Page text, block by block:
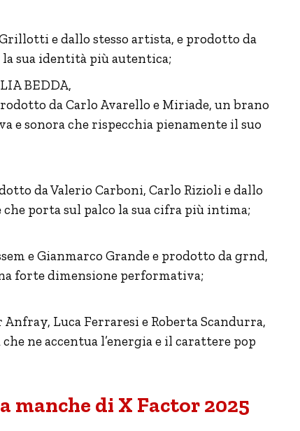
e dallo stesso artista, e prodotto da
sua identità più autentica;
BEDDA,
da Carlo Avarello e Miriade, un brano
e sonora che rispecchia pienamente il suo
da Valerio Carboni, Carlo Rizioli e dallo
porta sul palco la sua cifra più intima;
e Gianmarco Grande e prodotto da grnd,
forte dimensione performativa;
Luca Ferraresi e Roberta Scandurra,
ne accentua l’energia e il carattere pop
manche di X Factor 2025